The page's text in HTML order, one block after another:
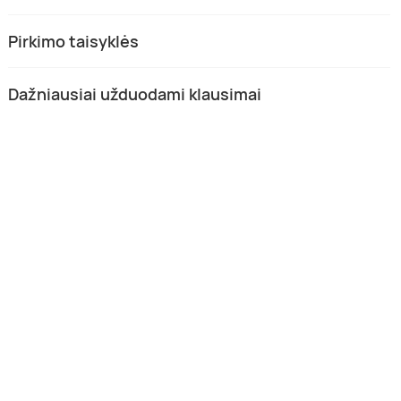
Pirkimo taisyklės
Dažniausiai užduodami klausimai